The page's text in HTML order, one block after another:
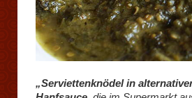
„Serviettenknödel in